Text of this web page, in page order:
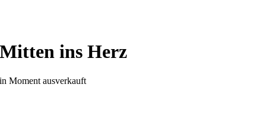
Mitten ins Herz
in Moment ausverkauft